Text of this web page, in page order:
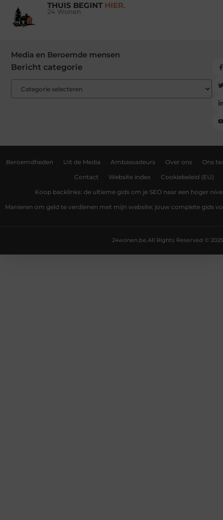
THUIS BEGINT HIER.
24 Wonen
Media en Beroemde mensen
Bericht categorie
Beroemdheden Uit de Media Ambassadeurs Over ons Ons
Contact Website index Cookiebeleid (EU)
Koop backlinks: de ultieme gids om je SEO naar een hoger
Manieren om geld te verdienen met mijn website: jouw complete gids
All Rights Reserved © 2025
24wonen.be.